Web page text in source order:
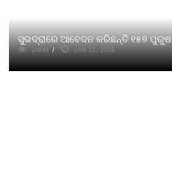
ସୁଭଦ୍ରାରେ ଆବେଦନ କରିଛନ୍ତି ୧୫୭ ପୁରୁଷ
14846 JAN 22, 2025